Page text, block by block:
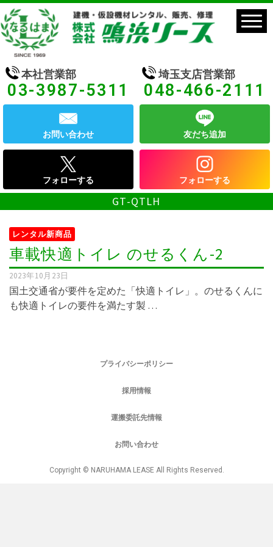
本社営業部
03-3987-5311
埼玉支店営業部
048-466-2111
お問い合わせ 友だち追加
フォローする フォローする
GT-QTLH
レンタル新商品
車載快適トイレ のせるくん-2
2023年10月23日
国土交通省が要件を定めた「快適トイレ」。のせるくんに
も快適トイレの要件を満たす製 …
プライバシーポリシー
採用情報
運搬委託先情報
お問い合わせ
Copyright © NARUHAMA LEASE All Rights Reserved.